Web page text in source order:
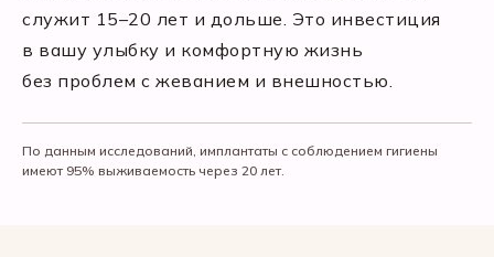
служит 15–20 лет и дольше. Это инвестиция
в вашу улыбку и комфортную жизнь
без проблем с жеванием и внешностью.
По данным исследований, имплантаты с соблюдением гигиены
имеют 95% выживаемость через 20 лет.